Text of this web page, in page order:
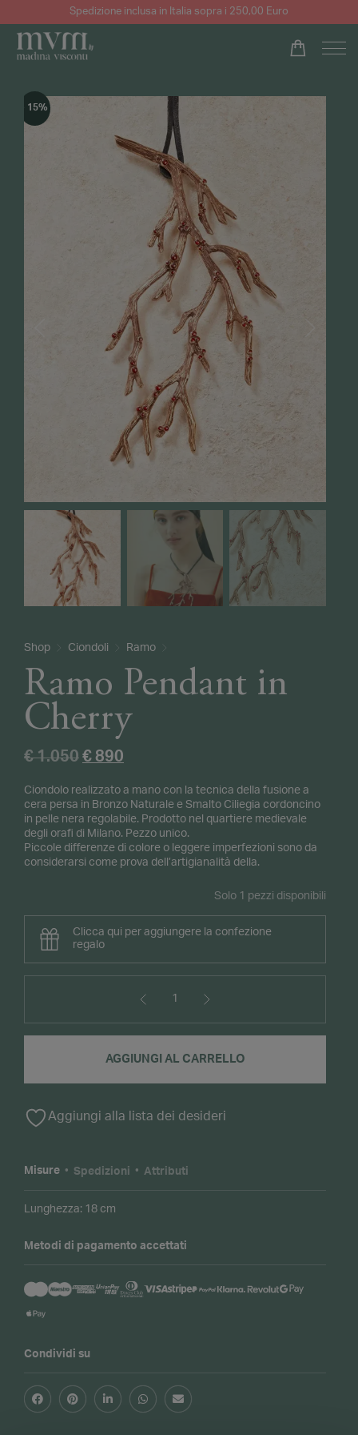
Spedizione inclusa in Italia sopra i 250,00 Euro
- 15%
Shop Ciondoli Ramo
Ramo Pendant in
Cherry
€1.050 Il
originale
era:
€ 1.050.
€890
attuale
è:
€ 890.
Ciondolo realizzato a mano con la tecnica della fusione a
cera persa in Bronzo Naturale e Smalto Ciliegia cordoncino
in pelle nera regolabile. Prodotto nel quartiere medievale
degli orafi di Milano. Pezzo unico.
Piccole differenze di colore o leggere imperfezioni sono da
considerarsi come prova dell’artigianalità della.
Solo 1 pezzi disponibili
Clicca qui per aggiungere la confezione
regalo
1
AGGIUNGI AL CARRELLO
Aggiungi alla lista dei desideri
Misure Spedizioni Attributi
Lunghezza: 18 cm
Metodi di pagamento accettati
Condividi su